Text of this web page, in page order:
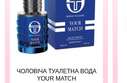
ЧОЛОВІЧА ТУАЛЕТНА ВОДА
YOUR MATCH